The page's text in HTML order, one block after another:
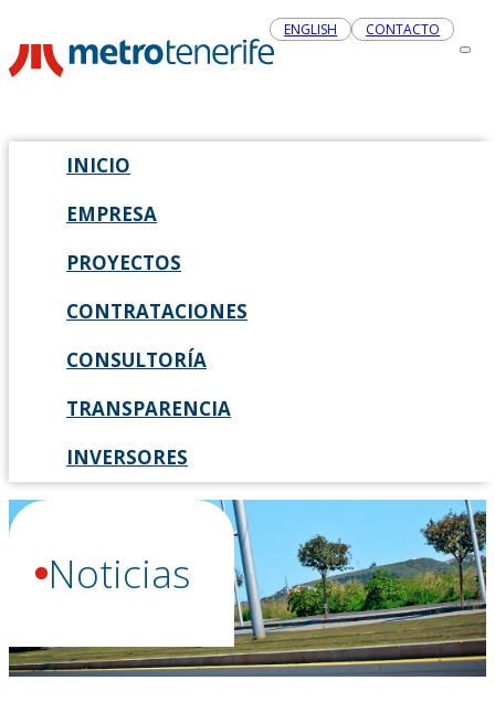
ENGLISH CONTACTO
INICIO
EMPRESA
PROYECTOS
CONTRATACIONES
CONSULTORÍA
TRANSPARENCIA
INVERSORES
Noticias